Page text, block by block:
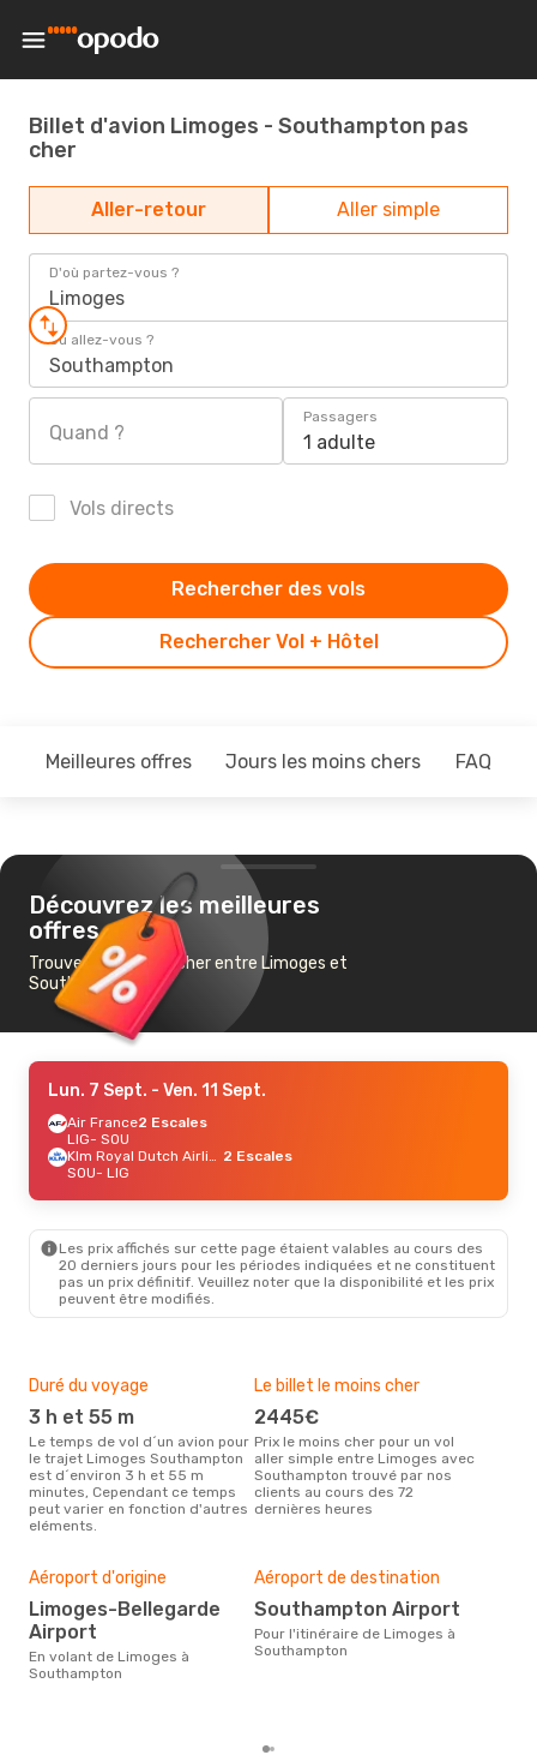
Billet d'avion Limoges - Southampton pas
cher
Aller-retour Aller simple
D'où partez-vous ?
Limoges
Où allez-vous ?
Southampton
Quand ?
Passagers
1 adulte
Vols directs
Rechercher Vol + Hôtel
Rechercher des vols
Meilleures offres Jours les moins chers FAQ
Découvrez les meilleures
offres
Trouvez un vol pas cher entre Limoges et
Southampton
Lun. 7 Sept. - Ven. 11 Sept.
Air France2 Escales
LIG- SOU
Klm Royal Dutch Airlines 2 Escales
SOU- LIG
Les prix affichés sur cette page étaient valables au cours des
20 derniers jours pour les périodes indiquées et ne constituent
pas un prix définitif. Veuillez noter que la disponibilité et les prix
peuvent être modifiés.
Duré du voyage
3 h et 55 m
Le temps de vol d´un avion pour
le trajet Limoges Southampton
est d´environ 3 h et 55 m
minutes, Cependant ce temps
peut varier en fonction d'autres
eléments.
Le billet le moins cher
2445€
Prix le moins cher pour un vol
aller simple entre Limoges avec
Southampton trouvé par nos
clients au cours des 72
dernières heures
Aéroport d'origine
Limoges-Bellegarde
Airport
En volant de Limoges à
Southampton
Aéroport de destination
Southampton Airport
Pour l'itinéraire de Limoges à
Southampton